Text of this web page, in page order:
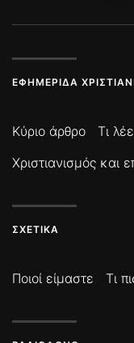
ΕΦΗΜΕΡΊΔΑ
Κύριο άρθρο Τι
Χριστιανισμός και
ΣΧΕΤΙΚΆ
Ποιοί είμαστε Τι